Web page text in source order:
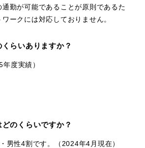
通勤が可能であることが原則であるた
ークには対応しておりません。
らいありますか？
度実績）
のくらいですか？
男性4割です。（2024年4月現在）